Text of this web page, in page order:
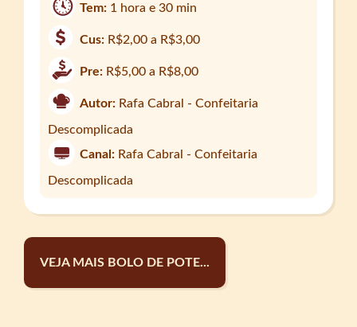
Tem: 1 hora e 30 min
Cus: R$2,00 a R$3,00
Pre: R$5,00 a R$8,00
Autor: Rafa Cabral - Confeitaria
Descomplicada
Canal: Rafa Cabral - Confeitaria
Descomplicada
VEJA MAIS BOLO DE POTE...